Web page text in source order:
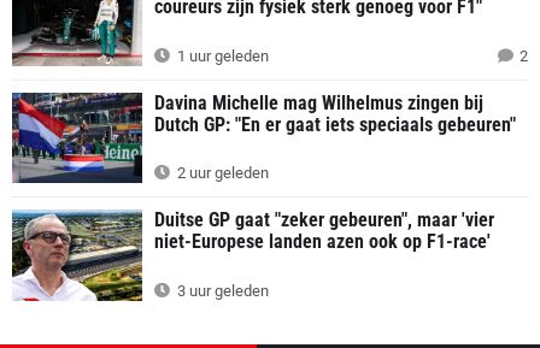
coureurs zijn fysiek sterk genoeg voor F1"
1 uur geleden 2
Davina Michelle mag Wilhelmus zingen bij
Dutch GP: "En er gaat iets speciaals gebeuren"
2 uur geleden
Duitse GP gaat "zeker gebeuren", maar 'vier
niet-Europese landen azen ook op F1-race'
3 uur geleden